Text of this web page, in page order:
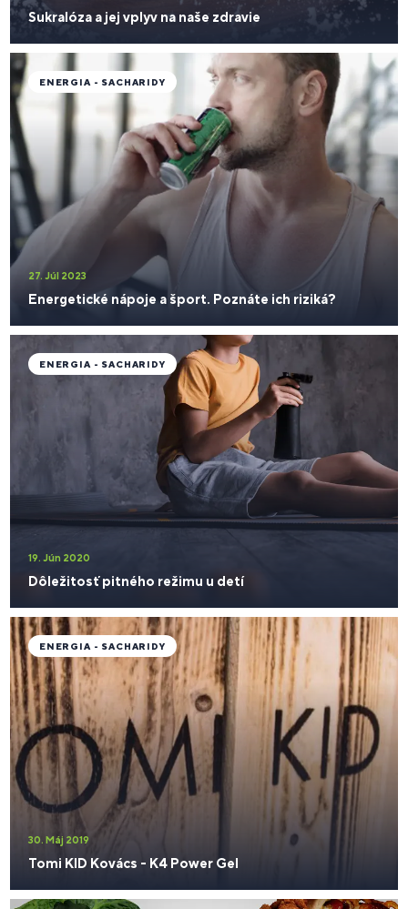
Sukralóza a jej vplyv na naše zdravie
27. Júl 2023
Energetické nápoje a šport. Poznáte ich riziká?
ENERGIA - SACHARIDY
19. Jún 2020
Dôležitosť pitného režimu u detí
ENERGIA - SACHARIDY
30. Máj 2019
Tomi KID Kovács - K4 Power Gel
ENERGIA - SACHARIDY